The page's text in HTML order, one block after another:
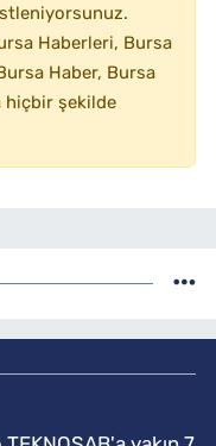
Haberleri, Bursa
Haber, Bursa
hiçbir şekilde